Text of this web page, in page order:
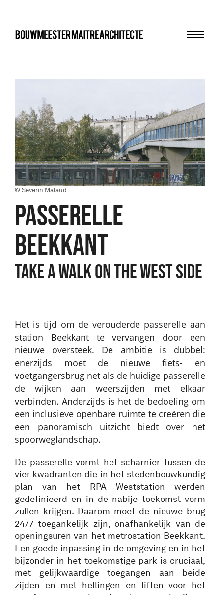
bma
© Séverin Malaud
PASSERELLE
BEEKKANT
TAKE A WALK ON THE WEST SIDE
Het is tijd om de verouderde passerelle aan
station Beekkant te vervangen door een
nieuwe oversteek. De ambitie is dubbel:
enerzijds moet de nieuwe fiets- en
voetgangersbrug net als de huidige passerelle
de wijken aan weerszijden met elkaar
verbinden. Anderzijds is het de bedoeling om
een inclusieve openbare ruimte te creëren die
een panoramisch uitzicht biedt over het
spoorweglandschap.
De passerelle vormt het scharnier tussen de
vier kwadranten die in het stedenbouwkundig
plan van het RPA Weststation werden
gedefinieerd en in de nabije toekomst vorm
zullen krijgen. Daarom moet de nieuwe brug
24/7 toegankelijk zijn, onafhankelijk van de
openingsuren van het metrostation Beekkant.
Een goede inpassing in de omgeving en in het
bijzonder in het toekomstige park is cruciaal,
met gelijkwaardige toegangen aan beide
zijden en met hellingen en liften voor het